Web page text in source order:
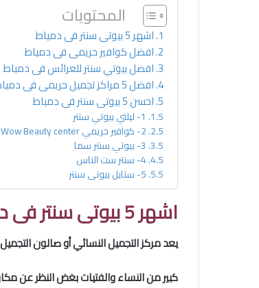
المحتويات
اشهر 5 بيوتى سنتر فى دمياط
افضل كوافير حريمى فى دمياط
افضل بيوتي سنتر للعرائس فى دمياط
افضل 5 مراكز تجميل حريمى فى دمياط
احسن 5 بيوتى سنتر فى دمياط
1- ليلتي بيوتي سنتر
2- كوافير حريمي Wow Beauty center-واو بيوتى سنتر
3- بيوتي سنتر سما
4- سنتر ست الناس
5- ستايل بيوتى سنتر
اشهر 5 بيوتى سنتر فى دمياط
يعد مركز التجميل النسائي أو صالون
كبير من النساء والفتيات بغض النظر عن